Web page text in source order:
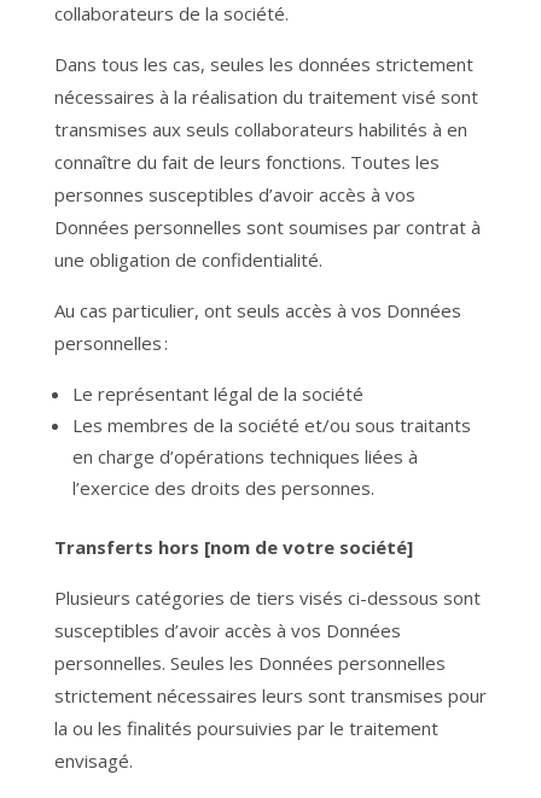
collaborateurs de la société.
Dans tous les cas, seules les données strictement
nécessaires à la réalisation du traitement visé sont
transmises aux seuls collaborateurs habilités à en
connaître du fait de leurs fonctions. Toutes les
personnes susceptibles d’avoir accès à vos
Données personnelles sont soumises par contrat à
une obligation de confidentialité.
Au cas particulier, ont seuls accès à vos Données
personnelles :
Le représentant légal de la société
Les membres de la société et/ou sous traitants
en charge d’opérations techniques liées à
l’exercice des droits des personnes.
Transferts hors [nom de votre société]
Plusieurs catégories de tiers visés ci-dessous sont
susceptibles d’avoir accès à vos Données
personnelles. Seules les Données personnelles
strictement nécessaires leurs sont transmises pour
la ou les finalités poursuivies par le traitement
envisagé.